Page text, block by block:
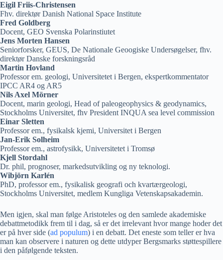
Eigil Friis-Christensen
Fhv. direktør Danish National Space Institute
Fred Goldberg
Docent, GEO Svenska Polarinstiutet
Jens Morten Hansen
Seniorforsker, GEUS, De Nationale Geoogiske Undersøgelser, fhv.
direktør Danske forskningsråd
Martin Hovland
Professor em. geologi, Universitetet i Bergen, ekspertkommentator
IPCC AR4 og AR5
Nils Axel Mörner
Docent, marin geologi, Head of paleogeophysics & geodynamics,
Stockholms Universitet, fhv President INQUA sea level commission
Einar Sletten
Professor em., fysikalsk kjemi, Universitet i Bergen
Jan-Erik Solheim
Professor em., astrofysikk, Universitetet i Tromsø
Kjell Stordahl
Dr. phil, prognoser, markedsutvikling og ny teknologi.
Wibjörn Karlén
PhD, professor em., fysikalisk geografi och kvartærgeologi,
Stockholms Universitet, medlem Kungliga Vetenskapsakademin.
Men igjen, skal man følge Aristoteles og den samlede akademiske
debattmetodikk frem til i dag, så er det irrelevant hvor mange hoder det
er på hver side (ad populum) i en debatt. Det eneste som teller er hva
man kan observere i naturen og dette utdyper Bergsmarks støttespillere
i den påfølgende teksten.